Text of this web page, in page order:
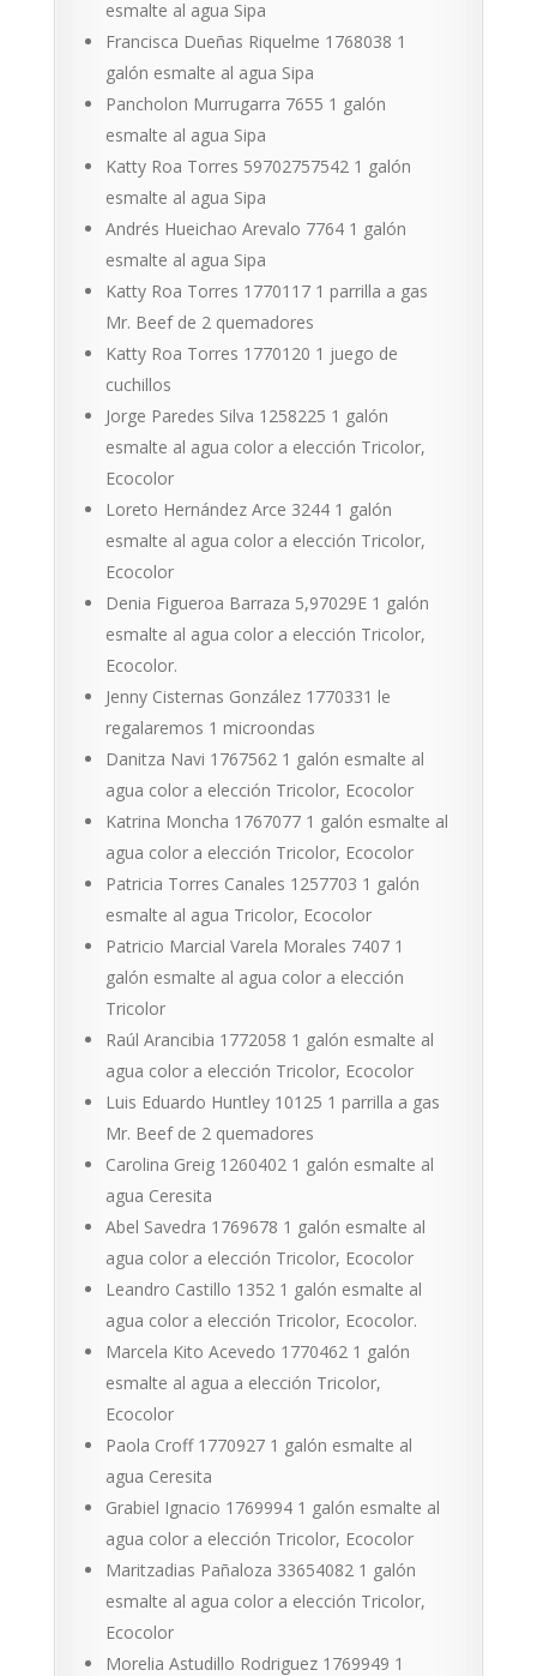
esmalte al agua Sipa
Francisca Dueñas Riquelme 1768038 1
galón esmalte al agua Sipa
Pancholon Murrugarra 7655 1 galón
esmalte al agua Sipa
Katty Roa Torres 59702757542 1 galón
esmalte al agua Sipa
Andrés Hueichao Arevalo 7764 1 galón
esmalte al agua Sipa
Katty Roa Torres 1770117 1 parrilla a gas
Mr. Beef de 2 quemadores
Katty Roa Torres 1770120 1 juego de
cuchillos
Jorge Paredes Silva 1258225 1 galón
esmalte al agua color a elección Tricolor,
Ecocolor
Loreto Hernández Arce 3244 1 galón
esmalte al agua color a elección Tricolor,
Ecocolor
Denia Figueroa Barraza 5,97029E 1 galón
esmalte al agua color a elección Tricolor,
Ecocolor.
Jenny Cisternas González 1770331 le
regalaremos 1 microondas
Danitza Navi 1767562 1 galón esmalte al
agua color a elección Tricolor, Ecocolor
Katrina Moncha 1767077 1 galón esmalte al
agua color a elección Tricolor, Ecocolor
Patricia Torres Canales 1257703 1 galón
esmalte al agua Tricolor, Ecocolor
Patricio Marcial Varela Morales 7407 1
galón esmalte al agua color a elección
Tricolor
Raúl Arancibia 1772058 1 galón esmalte al
agua color a elección Tricolor, Ecocolor
Luis Eduardo Huntley 10125 1 parrilla a gas
Mr. Beef de 2 quemadores
Carolina Greig 1260402 1 galón esmalte al
agua Ceresita
Abel Savedra 1769678 1 galón esmalte al
agua color a elección Tricolor, Ecocolor
Leandro Castillo 1352 1 galón esmalte al
agua color a elección Tricolor, Ecocolor.
Marcela Kito Acevedo 1770462 1 galón
esmalte al agua a elección Tricolor,
Ecocolor
Paola Croff 1770927 1 galón esmalte al
agua Ceresita
Grabiel Ignacio 1769994 1 galón esmalte al
agua color a elección Tricolor, Ecocolor
Maritzadias Pañaloza 33654082 1 galón
esmalte al agua color a elección Tricolor,
Ecocolor
Morelia Astudillo Rodriguez 1769949 1